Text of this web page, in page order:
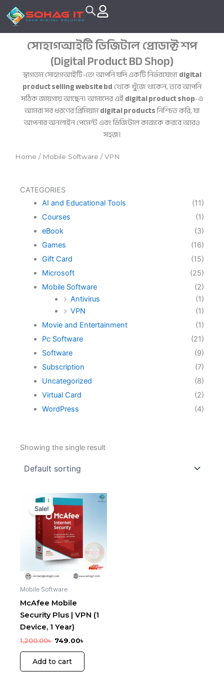
to
সোহাগআইটি ডিজিটাল প্রোডাক্ট শপ
(Digital Product BD Shop)
স্বাগতম সোহাগআইটি-তে! আপনি যদি একটি নির্ভরযোগ্যdigital
product selling website bdথেকে খুঁজে থাকেন, তবে আপনি
সঠিক জায়গায় আছেন। আমাদের এইdigital product shop-এ
আমরা সব ধরণের প্রিমিয়ামdigital productsনিশ্চিত করি, যা
আপনার অনলাইন পেমেন্ট এবং ডিজিটাল কাজকে করবে আরও
সহজ।
Home / Mobile Software / VPN
CATEGORIES
AI and Educational Tools
(11)
Courses
(1)
eBook
(3)
Games
(16)
Gift Card
(15)
Microsoft
(25)
Mobile Software
(2)
Antivirus
(1)
VPN
(1)
Movie and Entertainment
(1)
Pc Software
(21)
Software
(9)
Subscription
(7)
Uncategorized
(8)
Virtual Card
(2)
WordPress
(4)
Showing the single result
Sale!
Mobile Software
McAfee Mobile
Security Plus | VPN (1
Device, 1 Year)
1,200.00৳
Original
price
was:
1,200.00৳ .
749.00৳
Current
price
Add to cart